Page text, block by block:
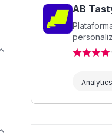
AB